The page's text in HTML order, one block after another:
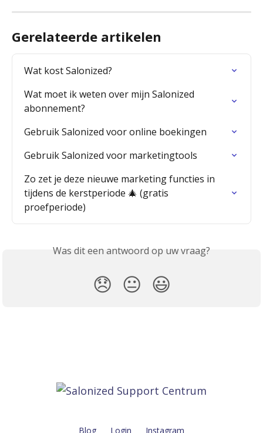
Gerelateerde artikelen
Wat kost Salonized?
Wat moet ik weten over mijn Salonized
abonnement?
Gebruik Salonized voor online boekingen
Gebruik Salonized voor marketingtools
Zo zet je deze nieuwe marketing functies in
tijdens de kerstperiode 🎄 (gratis
proefperiode)
Was dit een antwoord op uw vraag?
😞 😐 😃
Blog Login Instagram